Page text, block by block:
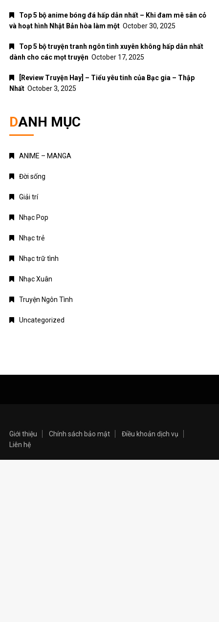
Top 5 bộ anime bóng đá hấp dẫn nhất – Khi đam mê sân cỏ
và hoạt hình Nhật Bản hòa làm một October 30, 2025
Top 5 bộ truyện tranh ngôn tình xuyên không hấp dẫn nhất
dành cho các mọt truyện October 17, 2025
[Review Truyện Hay] – Tiểu yêu tinh của Bạc gia – Thập
Nhất October 3, 2025
DANH MỤC
ANIME – MANGA
Đời sống
Giải trí
Nhạc Pop
Nhạc trẻ
Nhạc trữ tình
Nhạc Xuân
Truyện Ngôn Tình
Uncategorized
Giới thiệu Chính sách bảo mật
Điều khoản dịch vụ
Liên hệ